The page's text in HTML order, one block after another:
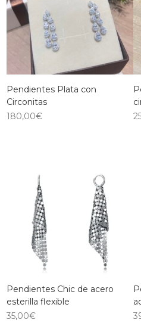
Pendientes Plata con
Circonitas
180,00€
Pendientes Chic de acero
esterilla flexible
35,00€